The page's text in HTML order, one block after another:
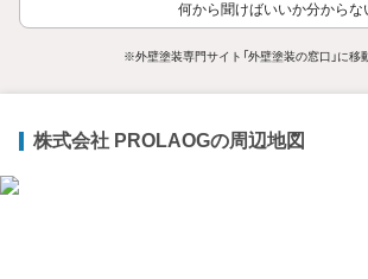
何から聞けばいいか分からな
※外壁塗装専門サイト「外壁塗装の窓口」に移
株式会社 PROLAOGの周辺地図